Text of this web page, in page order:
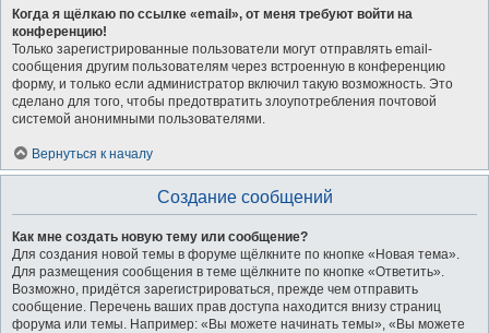
Когда я щёлкаю по ссылке «email», от меня требуют войти на
конференцию!
Только зарегистрированные пользователи могут отправлять email-
сообщения другим пользователям через встроенную в конференцию
форму, и только если администратор включил такую возможность. Это
сделано для того, чтобы предотвратить злоупотребления почтовой
системой анонимными пользователями.
Вернуться к началу
Создание сообщений
Как мне создать новую тему или сообщение?
Для создания новой темы в форуме щёлкните по кнопке «Новая тема».
Для размещения сообщения в теме щёлкните по кнопке «Ответить».
Возможно, придётся зарегистрироваться, прежде чем отправить
сообщение. Перечень ваших прав доступа находится внизу страниц
форума или темы. Например: «Вы можете начинать темы», «Вы можете